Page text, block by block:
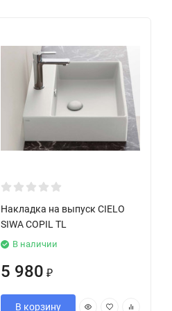
Накладка на выпуск CIELO
SIWA COPIL TL
В наличии
5 980 ₽
В корзину